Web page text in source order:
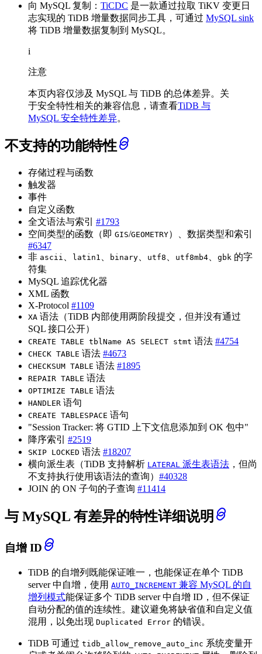
向 MySQL 复制： TiCDC 是一款通过拉取 TiKV 变更日
志实现的 TiDB 增量数据同步工具，可通过 MySQL sink
将 TiDB 增量数据复制到 MySQL。
i
注意
本页内容仅涉及 MySQL 与 TiDB 的总体差异。关
于安全特性相关的兼容信息，请查看TiDB 与
MySQL 安全特性差异。
不支持的功能特性
存储过程与函数
触发器
事件
自定义函数
全文语法与索引 #1793
空间类型的函数（即 GIS/GEOMETRY）、数据类型和索引
#6347
非 ascii latin1 binary utf8 utf8mb4 gbk 的字
符集
MySQL 追踪优化器
XML 函数
X-Protocol #1109
XA 语法（TiDB 内部使用两阶段提交，但并没有通过
SQL 接口公开）
CREATE TABLE tblName AS SELECT stmt 语法 #4754
CHECK TABLE 语法 #4673
CHECKSUM TABLE 语法 #1895
REPAIR TABLE 语法
OPTIMIZE TABLE 语法
HANDLER 语句
CREATE TABLESPACE 语句
"Session Tracker: 将 GTID 上下文信息添加到 OK 包中"
降序索引 #2519
SKIP LOCKED 语法 #18207
横向派生表（TiDB 支持解析 LATERAL 派生表语法 ，但尚
不支持执行使用该语法的查询） #40328
JOIN 的 ON 子句的子查询 #11414
与 MySQL 有差异的特性详细说明
自增 ID
TiDB 的自增列既能保证唯一，也能保证在单个 TiDB
server 中自增，使用 AUTO_INCREMENT 兼容 MySQL 的自
增列模式能保证多个 TiDB server 中自增 ID，但不保证
自动分配的值的连续性。建议避免将缺省值和自定义值
混用，以免出现 Duplicated Error 的错误。
TiDB 可通过 tidb_allow_remove_auto_inc 系统变量开